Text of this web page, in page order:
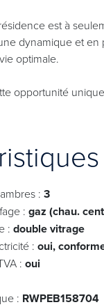
est à
dynamique et
optimale.
opportunité
: 3
: gaz (chau.
: double vitrage
: oui,
: oui
: RWPEB158704